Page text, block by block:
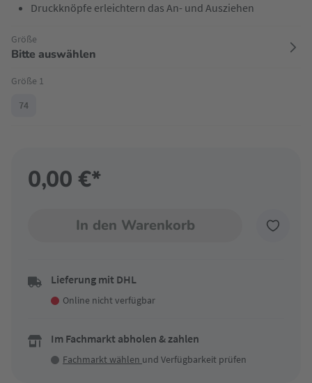
Druckknöpfe erleichtern das An- und Ausziehen
Größe
Bitte auswählen
Größe 1
74(Diese Option ist zurzeit nicht verfügbar.)
0,00 €*
In den Warenkorb
Lieferung mit DHL
Online nicht verfügbar
Im Fachmarkt abholen & zahlen
Fachmarkt wählen und Verfügbarkeit prüfen